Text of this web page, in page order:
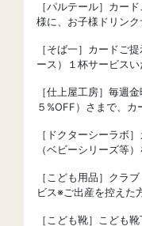
［パルテール］カー
様に、お子様ドリン
［そば一］カードご
ース）１杯サービスい
［仕上屋工房］毎週
５%OFF）さまで、
［ドクターシーラボ
（ベビーシリーズ等
［こども用品］クラ
ビス※ご出産を控えた
［こども靴］こども